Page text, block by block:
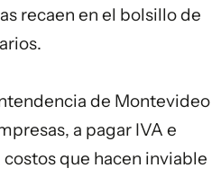
recaen en el bolsillo de
de Montevideo
a pagar IVA e
que hacen inviable